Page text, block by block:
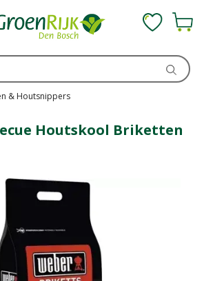
& Houtsnippers
Houtskool Briketten